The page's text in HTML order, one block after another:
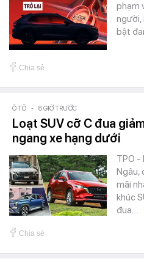
phạm
người,
bật
Chia sẻ
Ô TÔ - 8 GIỜ TRƯỚC
Loạt SUV cỡ C đua
ngang xe hạng dưới
TPO -
Ngâu,
mãi
khúc
đua…
Chia sẻ